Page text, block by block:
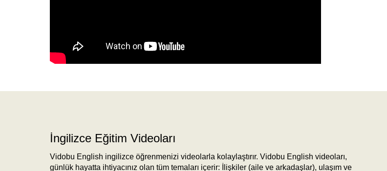
İngilizce Eğitim Videoları
Vidobu English ingilizce öğrenmenizi videolarla kolaylaştırır. Vidobu English videoları,
günlük hayatta ihtiyacınız olan tüm temaları içerir: İlişkiler (aile ve arkadaşlar), ulaşım ve